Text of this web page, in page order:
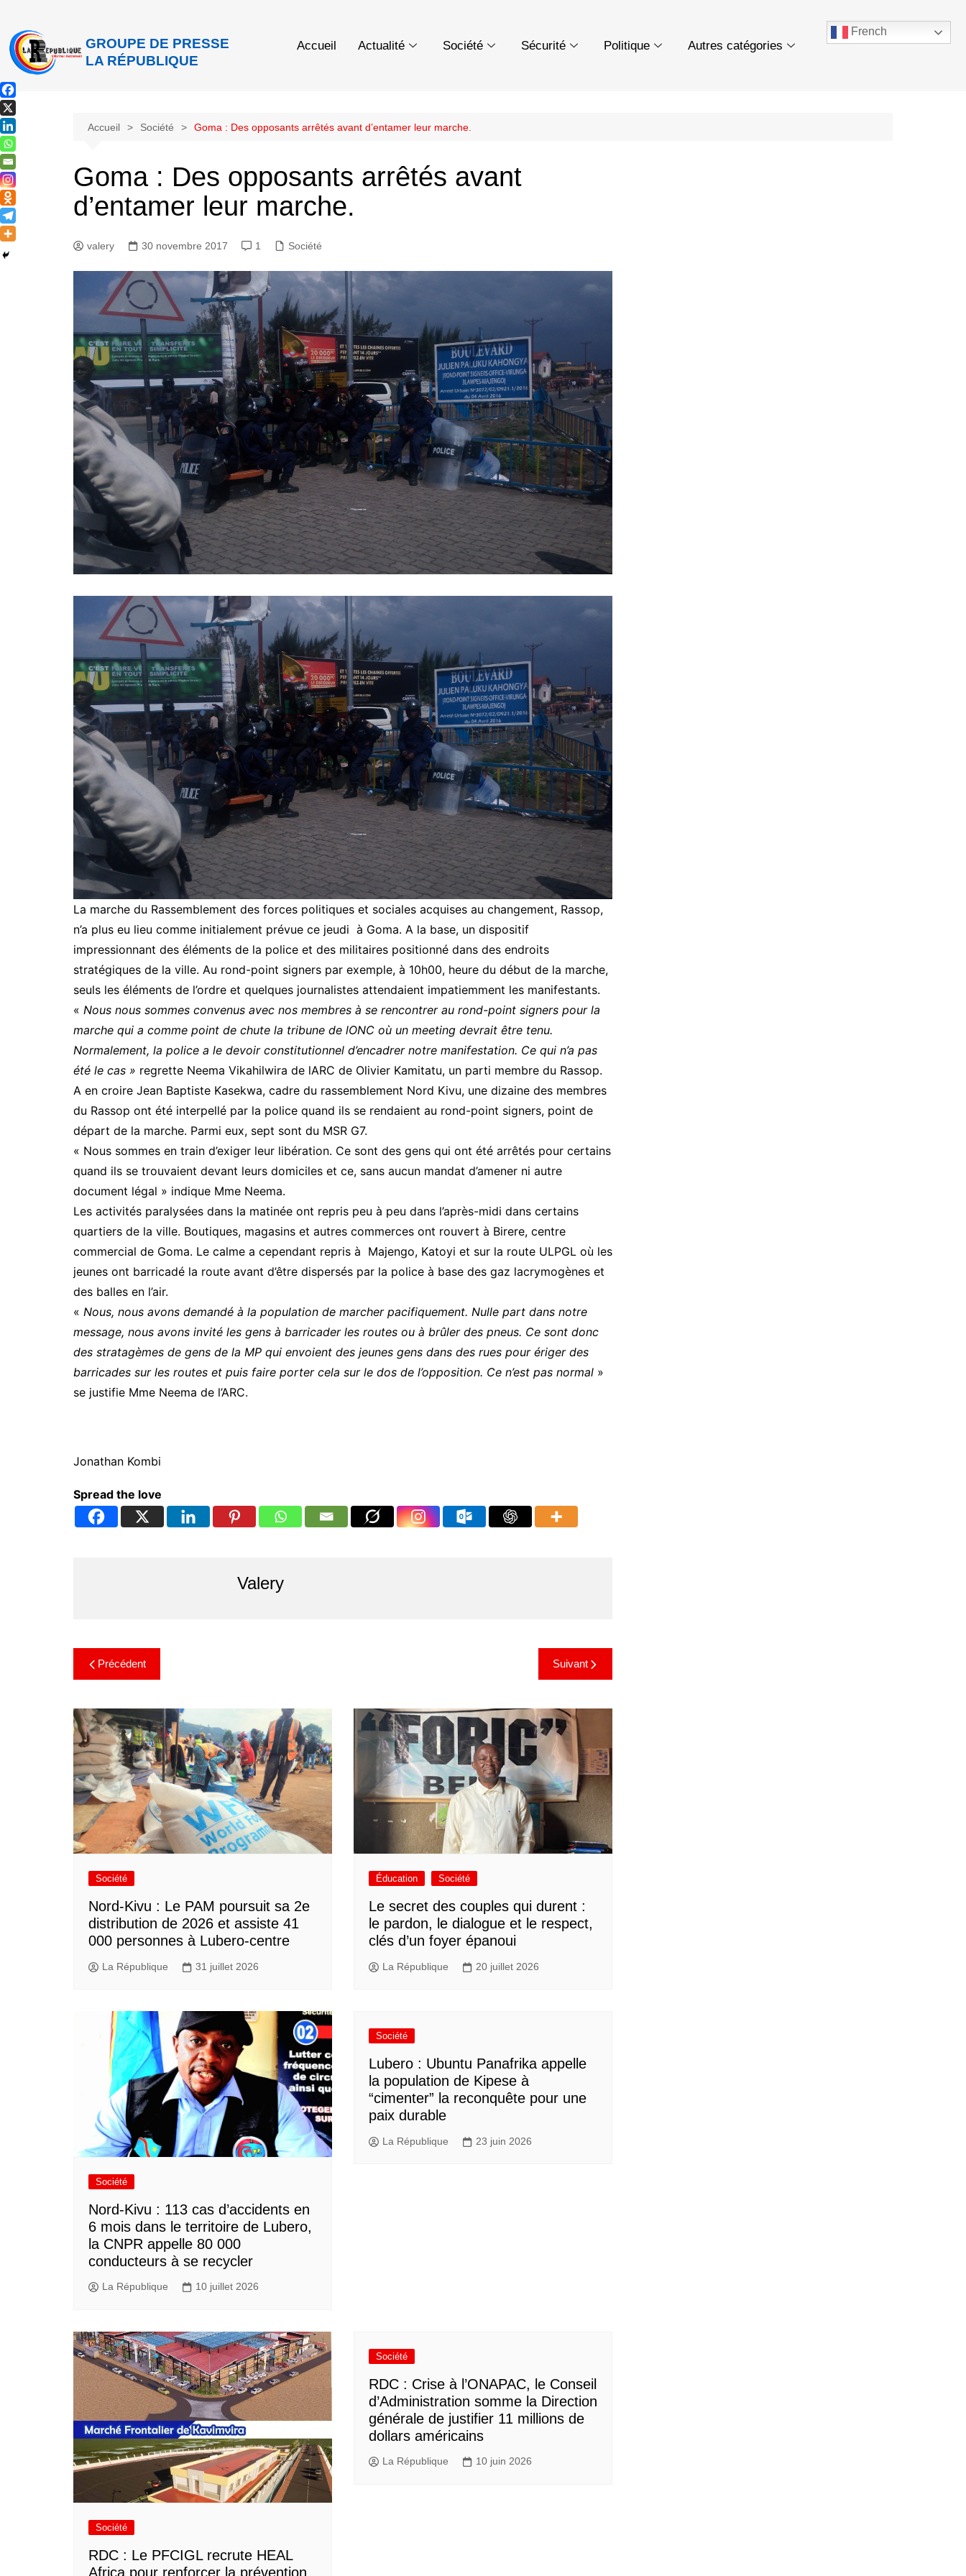
GROUPE DE PRESSE
LA RÉPUBLIQUE
Accueil Actualité Société Sécurité Politique Autres catégories
French
Accueil Société Goma : Des opposants arrêtés avant d’entamer leur marche.
Goma : Des opposants arrêtés avant
d’entamer leur marche.
valery 30 novembre 2017 1 Société
La marche du Rassemblement des forces politiques et sociales acquises au changement, Rassop,
n’a plus eu lieu comme initialement prévue ce jeudi à Goma. A la base, un dispositif
impressionnant des éléments de la police et des militaires positionné dans des endroits
stratégiques de la ville. Au rond-point signers par exemple, à 10h00, heure du début de la marche,
seuls les éléments de l’ordre et quelques journalistes attendaient impatiemment les manifestants.
« Nous nous sommes convenus avec nos membres à se rencontrer au rond-point signers pour la
marche qui a comme point de chute la tribune de lONC où un meeting devrait être tenu.
Normalement, la police a le devoir constitutionnel d’encadrer notre manifestation. Ce qui n’a pas
été le cas » regrette Neema Vikahilwira de lARC de Olivier Kamitatu, un parti membre du Rassop.
A en croire Jean Baptiste Kasekwa, cadre du rassemblement Nord Kivu, une dizaine des membres
du Rassop ont été interpellé par la police quand ils se rendaient au rond-point signers, point de
départ de la marche. Parmi eux, sept sont du MSR G7.
« Nous sommes en train d’exiger leur libération. Ce sont des gens qui ont été arrêtés pour certains
quand ils se trouvaient devant leurs domiciles et ce, sans aucun mandat d’amener ni autre
document légal » indique Mme Neema.
Les activités paralysées dans la matinée ont repris peu à peu dans l’après-midi dans certains
quartiers de la ville. Boutiques, magasins et autres commerces ont rouvert à Birere, centre
commercial de Goma. Le calme a cependant repris à Majengo, Katoyi et sur la route ULPGL où les
jeunes ont barricadé la route avant d’être dispersés par la police à base des gaz lacrymogènes et
des balles en l’air.
« Nous, nous avons demandé à la population de marcher pacifiquement. Nulle part dans notre
message, nous avons invité les gens à barricader les routes ou à brûler des pneus. Ce sont donc
des stratagèmes de gens de la MP qui envoient des jeunes gens dans des rues pour ériger des
barricades sur les routes et puis faire porter cela sur le dos de l’opposition. Ce n’est pas normal »
se justifie Mme Neema de l’ARC.
Jonathan Kombi
Spread the love
Valery
Précédent Suivant
Société
Nord-Kivu : Le PAM poursuit sa 2e
distribution de 2026 et assiste 41
000 personnes à Lubero-centre
La République 31 juillet 2026
Éducation Société
Le secret des couples qui durent :
le pardon, le dialogue et le respect,
clés d’un foyer épanoui
La République 20 juillet 2026
Société
Nord-Kivu : 113 cas d’accidents en
6 mois dans le territoire de Lubero,
la CNPR appelle 80 000
conducteurs à se recycler
La République 10 juillet 2026
Société
Lubero : Ubuntu Panafrika appelle
la population de Kipese à
“cimenter” la reconquête pour une
paix durable
La République 23 juin 2026
Société
RDC : Le PFCIGL recrute HEAL
Africa pour renforcer la prévention
Société
RDC : Crise à l’ONAPAC, le Conseil
d’Administration somme la Direction
générale de justifier 11 millions de
dollars américains
La République 10 juin 2026